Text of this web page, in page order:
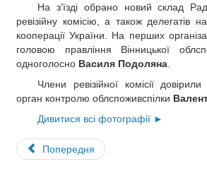
На з’їзді обрано новий склад
ревізійну комісію, а також делегатів
кооперації України. На перших
головою правління Вінницької
одноголосно Василя Подоляна
Члени ревізійної комісії
орган контролю облспоживспілки
Дивитися всі фотографії ►
Попередня